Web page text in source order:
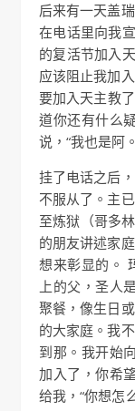
后来有一天盖
在电话里向我
的复活节加入
应该阻止我加
要加入天主教
道你还有什么
说，“我也是阿
挂了电话之后
不服从了。主
至炼狱（哥多
的朋友讲述家
想来彰显的。
上的父，圣人
聚餐，像生日
的大家庭。我
到那。我开始
加入了，你希
给我，“你想怎